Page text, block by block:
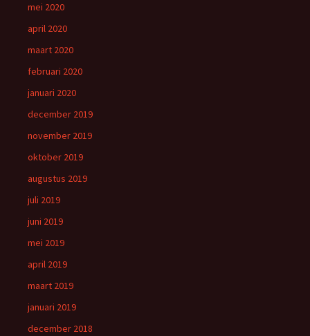
mei 2020
april 2020
maart 2020
februari 2020
januari 2020
december 2019
november 2019
oktober 2019
augustus 2019
juli 2019
juni 2019
mei 2019
april 2019
maart 2019
januari 2019
december 2018